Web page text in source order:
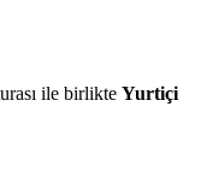
ile birlikte Yurtiçi